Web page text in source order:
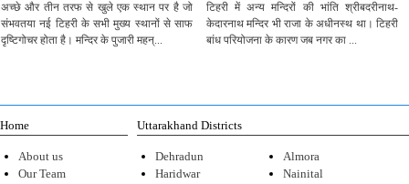
अच्छे और तीन तरफ से खुले एक स्थान पर है जो
संभवतया नई टिहरी के सभी मुख्य स्थानों से साफ
दृष्टिगोचर होता है। मन्दिर के पुजारी महन्...
टिहरी में अन्य मन्दिरों की भांति श्रीबदरीनाथ-
केदारनाथ मन्दिर भी राजा के अधीनस्थ था। टिहरी
बांध परियोजना के कारण जब नगर का ...
Home
About us
Our Team
Uttarakhand Districts
Dehradun
Haridwar
Almora
Nainital